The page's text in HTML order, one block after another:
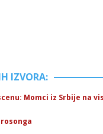
IZVORA:
Momci iz Srbije na